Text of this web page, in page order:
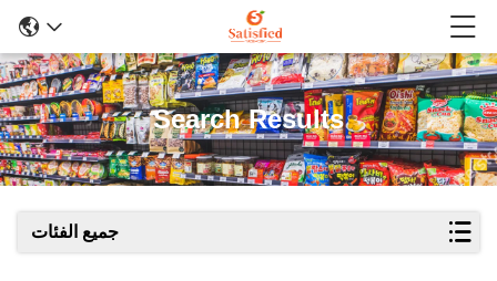
Search Results
جميع الفئات